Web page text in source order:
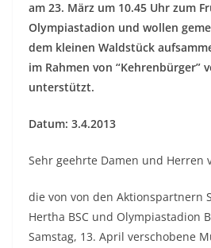
am 23. März um 10.45 Uhr zum
Olympiastadion und wollen
dem kleinen Waldstück
im Rahmen von “Kehrenbürger”
unterstützt.
Datum: 3.4.2013
Sehr geehrte Damen und Herren
die von von den Aktionspartnern
Hertha BSC und Olympiastadion
Samstag, 13. April verschobene